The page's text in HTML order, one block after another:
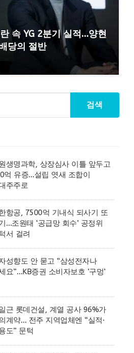
속 YG 2분기 실적…양현
당의 절반
생명과학, 상장심사 이틀 앞두고
억 유증…설립 엿새 조합이
주주로
항공, 7500억 기내식 되사기 또
…조원태 ‘공급망 회수’ 공정위
서 걸려
성향도 안 묻고 “삼성전자나
요”…KB증권 소비자보호 ‘구멍’
근 롯데건설, 계열 공사 96%가
계약… 전주 지역업체엔 “실적·
도” 문턱